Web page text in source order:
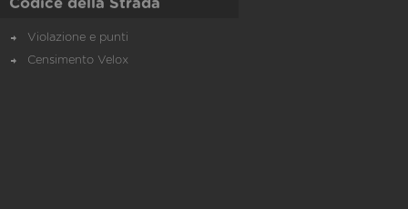
Codice della Strada
Violazione e punti
Censimento Velox